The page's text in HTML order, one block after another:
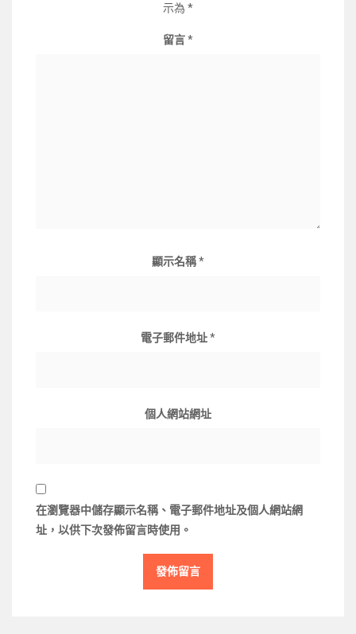
示為 *
留言*
顯示名稱*
電子郵件地址*
個人網站網址
在瀏覽器中儲存顯示名稱、電子郵件地址及個人網站網
址，以供下次發佈留言時使用。